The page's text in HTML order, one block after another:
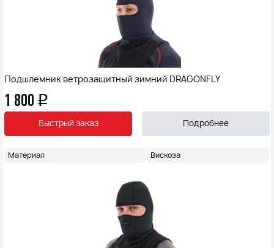
Подшлемник ветрозащитный зимний DRAGONFLY
1 800 q
Быстрый заказ Подробнее
Материал Вискоза